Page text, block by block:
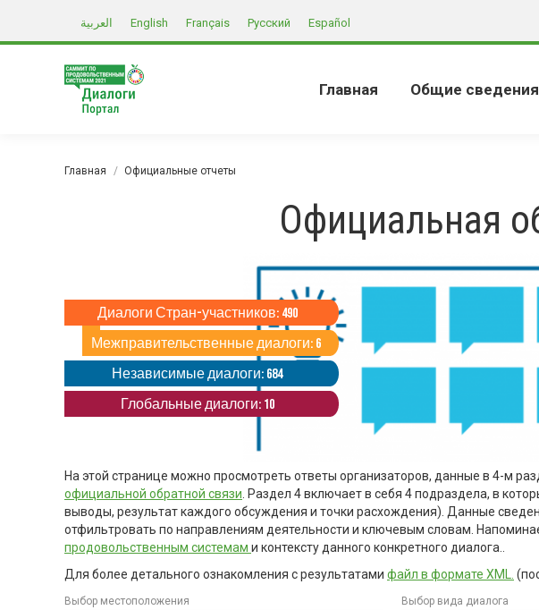
العربية English Français Русский Español
Главная Общие сведения
Вы здесь:
Главная Официальные отчеты
Официальная
Диалоги Стран-участников: 490
Межправительственные диалоги: 6
Независимые диалоги: 684
Глобальные диалоги: 10
На этой странице можно просмотреть ответы организаторов, данные в 4-м
официальной обратной связи. Раздел 4 включает в себя 4 подраздела, в
выводы, результат каждого обсуждения и точки расхождения). Данные
отфильтровать по направлениям деятельности и ключевым словам.
продовольственным системам и контексту данного конкретного диалога..
Для более детального ознакомления с результатами файл в формате XML.
Выбор местоположения Выбор вида диалога